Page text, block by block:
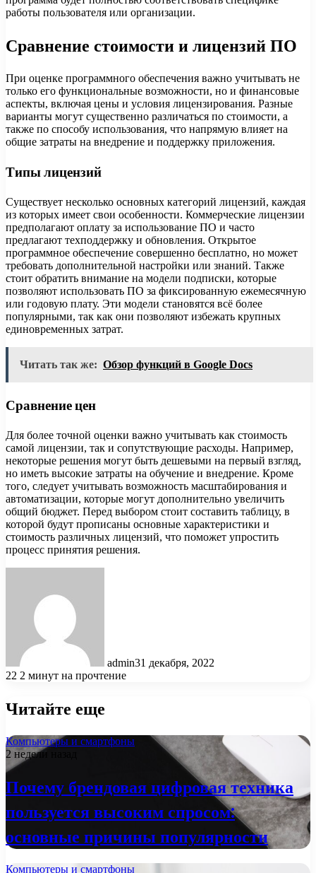
работы пользователя или организации.
Сравнение стоимости и лицензий ПО
При оценке программного обеспечения важно учитывать не
только его функциональные возможности, но и финансовые
аспекты, включая цены и условия лицензирования. Разные
варианты могут существенно различаться по стоимости, а
также по способу использования, что напрямую влияет на
общие затраты на внедрение и поддержку приложения.
Типы лицензий
Существует несколько основных категорий лицензий, каждая
из которых имеет свои особенности. Коммерческие лицензии
предполагают оплату за использование ПО и часто
предлагают техподдержку и обновления. Открытое
программное обеспечение совершенно бесплатно, но может
требовать дополнительной настройки или знаний. Также
стоит обратить внимание на модели подписки, которые
позволяют использовать ПО за фиксированную ежемесячную
или годовую плату. Эти модели становятся всё более
популярными, так как они позволяют избежать крупных
единовременных затрат.
Читать так же: Обзор функций в Google Docs
Сравнение цен
Для более точной оценки важно учитывать как стоимость
самой лицензии, так и сопутствующие расходы. Например,
некоторые решения могут быть дешевыми на первый взгляд,
но иметь высокие затраты на обучение и внедрение. Кроме
того, следует учитывать возможность масштабирования и
автоматизации, которые могут дополнительно увеличить
общий бюджет. Перед выбором стоит составить таблицу, в
которой будут прописаны основные характеристики и
стоимость различных лицензий, что поможет упростить
процесс принятия решения.
admin31 декабря, 2022
22 2 минут на прочтение
Читайте еще
Компьютеры и смартфоны
2 недели назад
Почему брендовая цифровая техника
пользуется высоким спросом:
основные причины популярности
Компьютеры и смартфоны